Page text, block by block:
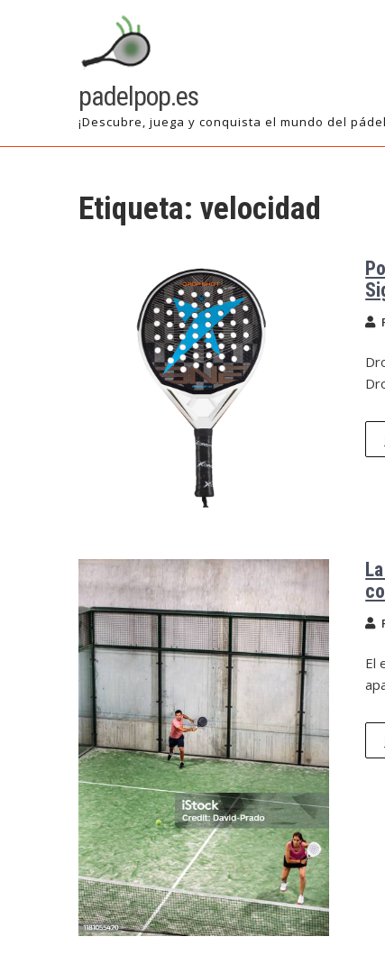
padelpop.es
¡Descubre, juega y conquista el mundo del
Etiqueta: velocidad
El